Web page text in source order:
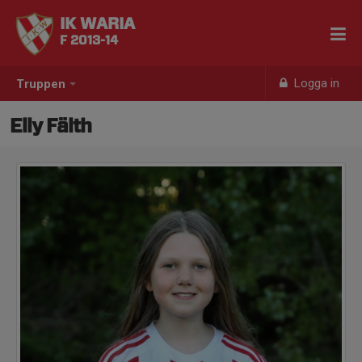
Truppen Logga in
IK WARIA
F 2013-14
Elly Fälth